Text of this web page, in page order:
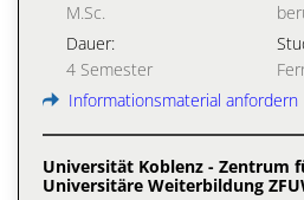
M.Sc.
Dauer:
4 Semester
Informationsmaterial anfordern
Universität Koblenz - Zentrum
Universitäre Weiterbildung